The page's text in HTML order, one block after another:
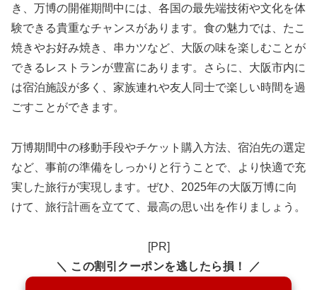
き、万博の開催期間中には、各国の最先端技術や文化を体
験できる貴重なチャンスがあります。食の魅力では、たこ
焼きやお好み焼き、串カツなど、大阪の味を楽しむことが
できるレストランが豊富にあります。さらに、大阪市内に
は宿泊施設が多く、家族連れや友人同士で楽しい時間を過
ごすことができます。
万博期間中の移動手段やチケット購入方法、宿泊先の選定
など、事前の準備をしっかりと行うことで、より快適で充
実した旅行が実現します。ぜひ、2025年の大阪万博に向
けて、旅行計画を立てて、最高の思い出を作りましょう。
[PR]
＼ この割引クーポンを逃したら損！ ／